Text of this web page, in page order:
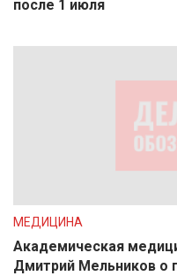
после 1 июля
МЕДИЦИНА
Академическая
Дмитрий Мельников о